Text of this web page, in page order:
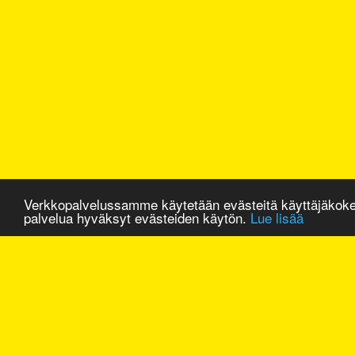
Verkkopalvelussamme käytetään evästeitä
palvelua hyväksyt evästeiden käytön. Lue lisää